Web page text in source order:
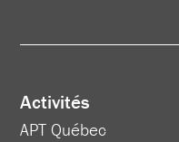
Activités
APT Québec